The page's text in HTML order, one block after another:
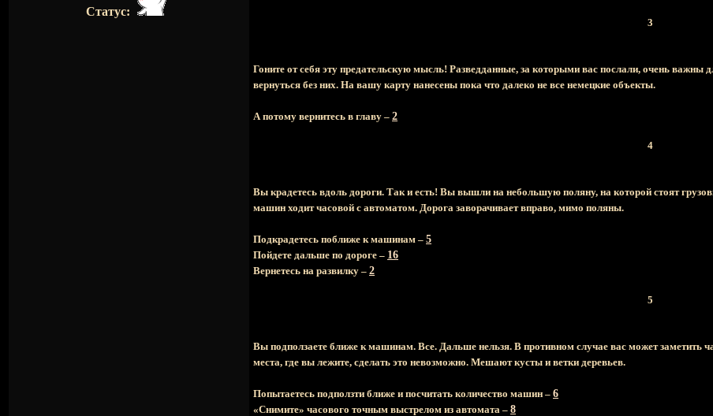
Статус:
3
Гоните от себя эту предательскую мысль! Разведданные, за которыми вас послали, очень
вернуться без них. На вашу карту нанесены пока что далеко не все немецкие объекты.
А потому вернитесь в главу – 2
4
Вы крадетесь вдоль дороги. Так и есть! Вы вышли на небольшую поляну, на которой стоят
машин ходит часовой с автоматом. Дорога заворачивает вправо, мимо поляны.
Подкрадетесь поближе к машинам – 5
Пойдете дальше по дороге – 16
Вернетесь на развилку – 2
5
Вы подползаете ближе к машинам. Все. Дальше нельзя. В противном случае вас может заметить
места, где вы лежите, сделать это невозможно. Мешают кусты и ветки деревьев.
Попытаетесь подползти ближе и посчитать количество машин – 6
«Снимите» часового точным выстрелом из автомата – 8